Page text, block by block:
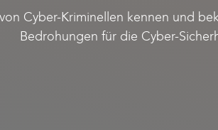
Cyber-Kriminellen kennen und
Bedrohungen für die Cyber-